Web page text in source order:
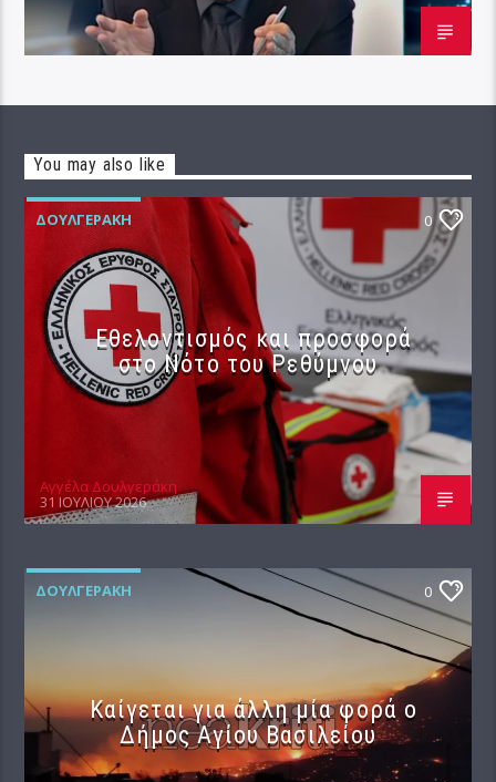
You may also like
ΔΟΥΛΓΕΡΆΚΗ 0
Εθελοντισμός και προσφορά
στο Νότο του Ρεθύμνου
Αγγέλα Δουλγεράκη
31 ΙΟΥΛΊΟΥ 2026
ΔΟΥΛΓΕΡΆΚΗ 0
Καίγεται για άλλη μία φορά ο
Δήμος Αγίου Βασιλείου